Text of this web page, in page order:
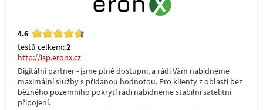
4.6
testů celkem:2
http://isp.eronx.cz
Digitální partner - jsme plně dostupní, a rádi Vám nabídneme
maximální služby s přidanou hodnotou. Pro klienty z oblastí bez
běžného pozemního pokrytí rádi nabídneme stabilní satelitní
připojení.